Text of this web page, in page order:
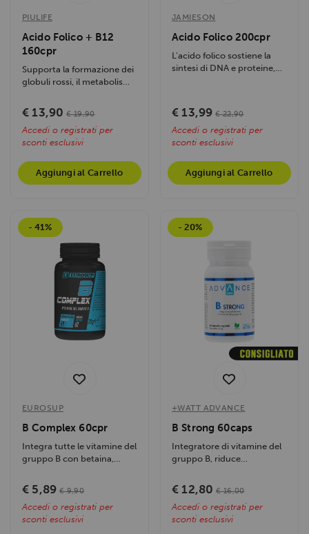
PIULIFE
Acido Folico + B12
160cpr
Supporta la formazione dei
globuli rossi, il metabolismo
€ 13,90 € 19,90
Accedi o registrati per
sconti esclusivi
Aggiungi al Carrello
JAMIESON
Acido Folico 200cpr
L'acido folico sostiene la
sintesi di DNA e proteine,
€ 13,99 € 22,90
Accedi o registrati per
sconti esclusivi
Aggiungi al Carrello
- 41%
EUROSUP
B Complex 60cpr
Integra tutte le vitamine del
gruppo B con betaina,
riducendo...
€ 5,89 € 9,90
Accedi o registrati per
sconti esclusivi
- 20%
+WATT ADVANCE
B Strong 60caps
Integratore di vitamine del
gruppo B, riduce
energia e...
€ 12,80 € 16,00
Accedi o registrati per
sconti esclusivi